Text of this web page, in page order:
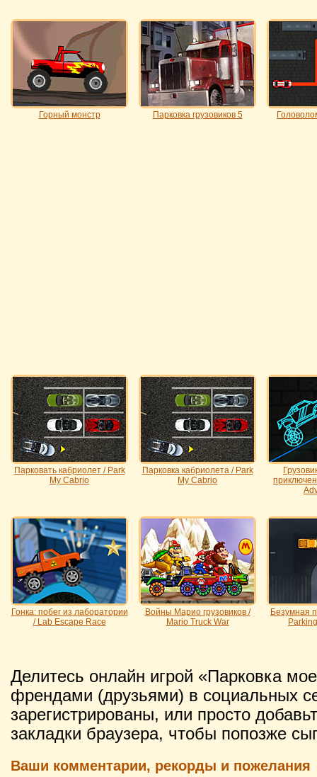
Горный монстр Парковка грузовиков 5
Парковать кабриолет / Park
My Cabrio
Парковка кабриолета / Park
My Cabrio
Гонка: побег из лаборатории
/ Lab Escape Race
Войны Марио грузовиков /
Mario Truck War
Безумная
Делитесь онлайн игрой «Парковка
френдами (друзьями) в социальных
зарегистрированы, или просто
закладки браузера, чтобы попозже
Ваши комментарии, рекорды и пожелания